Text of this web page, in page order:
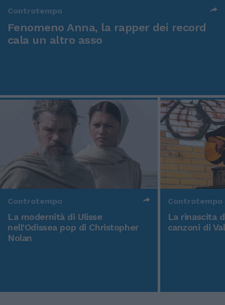
Controtempo
Fenomeno Anna, la rapper dei record
cala un altro asso
Controtempo
La modernità di Ulisse
nell'Odissea pop di Christopher
Nolan
Controtempo
La rinascita
canzoni di